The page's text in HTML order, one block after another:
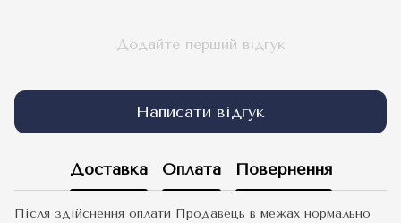
Додайте перший відгук
Написати відгук
Доставка Оплата Повернення
Після здійснення оплати Продавець в межах нормально